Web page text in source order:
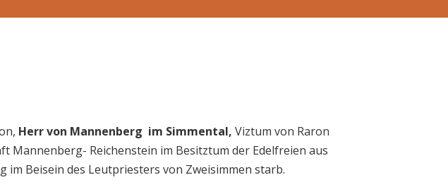
Herr von Mannenberg im Simmental,Viztum von Raron
Mannenberg- Reichenstein im Besitztum der Edelfreien aus
Beisein des Leutpriesters von Zweisimmen starb.